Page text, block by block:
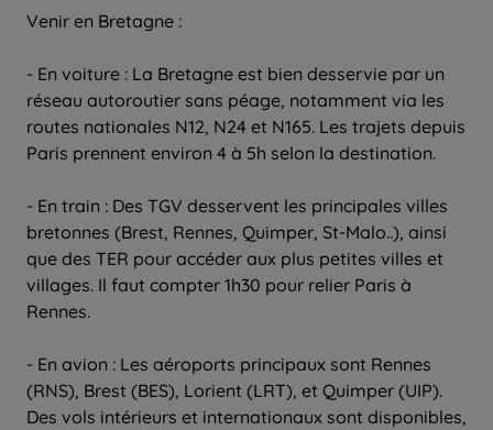
Venir en Bretagne :
- En voiture : La Bretagne est bien desservie par un
réseau autoroutier sans péage, notamment via les
routes nationales N12, N24 et N165. Les trajets depuis
Paris prennent environ 4 à 5h selon la destination.
- En train : Des TGV desservent les principales villes
bretonnes (Brest, Rennes, Quimper, St-Malo..), ainsi
que des TER pour accéder aux plus petites villes et
villages. Il faut compter 1h30 pour relier Paris à
Rennes.
- En avion : Les aéroports principaux sont Rennes
(RNS), Brest (BES), Lorient (LRT), et Quimper (UIP).
Des vols intérieurs et internationaux sont disponibles,